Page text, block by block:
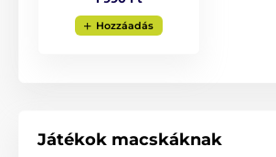
Hozzáadás
Játékok macskáknak